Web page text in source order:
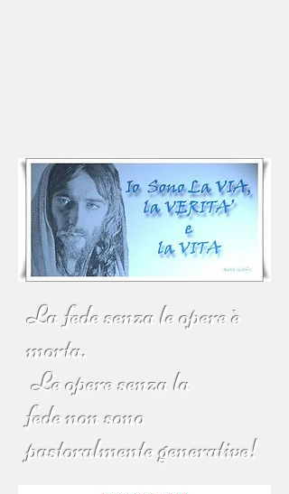
La fede senza le opere è
morta.
Le opere senza la
fedenon sono
pastoralmente generative!